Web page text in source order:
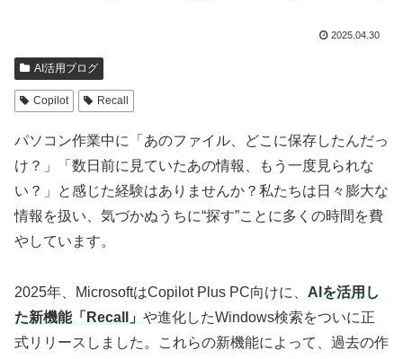
2025.04.30
AI活用ブログ
Copilot Recall
パソコン作業中に「あのファイル、どこに保存したんだっ
け？」「数日前に見ていたあの情報、もう一度見られな
い？」と感じた経験はありませんか？私たちは日々膨大な
情報を扱い、気づかぬうちに“探す”ことに多くの時間を費
やしています。
2025年、MicrosoftはCopilot Plus PC向けに、 AIを活用し
た新機能「Recall」 や進化したWindows検索をついに正
式リリースしました。これらの新機能によって、過去の作